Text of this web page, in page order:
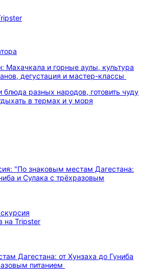
Махачкала и горные аулы, культура
дегустация и мастер-классы
блюда разных народов, готовить чуду
в термах и у моря
Дагестана: от Хунзаха до Гуниба
питанием